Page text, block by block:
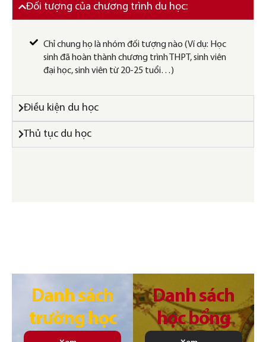
Đối tượng của chương trình du học:
Chỉ chung họ là nhóm đối tượng nào (Ví dụ: Học
sinh đã hoàn thành chương trình THPT, sinh viên
đại học, sinh viên từ 20-25 tuổi…)
Điều kiện du học
Thủ tục du học
Danh sách
trường học
Danh sách
học bổng